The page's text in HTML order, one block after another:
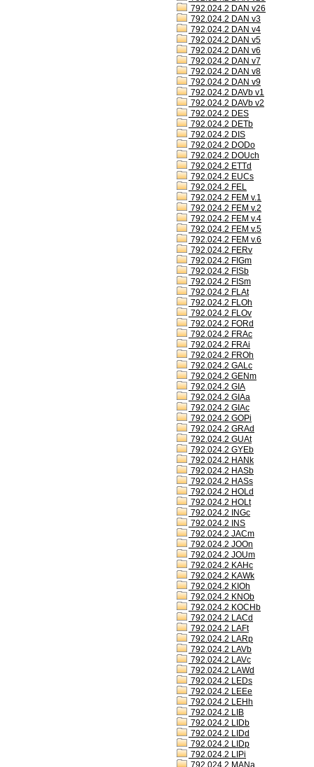
792.024.2 DAN v26
792.024.2 DAN v3
792.024.2 DAN v4
792.024.2 DAN v5
792.024.2 DAN v6
792.024.2 DAN v7
792.024.2 DAN v8
792.024.2 DAN v9
792.024.2 DAVb v1
792.024.2 DAVb v2
792.024.2 DES
792.024.2 DETb
792.024.2 DIS
792.024.2 DODo
792.024.2 DOUch
792.024.2 ETTd
792.024.2 EUCs
792.024.2 FEL
792.024.2 FEM v.1
792.024.2 FEM v.2
792.024.2 FEM v.4
792.024.2 FEM v.5
792.024.2 FEM v.6
792.024.2 FERv
792.024.2 FIGm
792.024.2 FISb
792.024.2 FISm
792.024.2 FLAt
792.024.2 FLOh
792.024.2 FLOv
792.024.2 FORd
792.024.2 FRAc
792.024.2 FRAi
792.024.2 FROh
792.024.2 GALc
792.024.2 GENm
792.024.2 GIA
792.024.2 GIAa
792.024.2 GIAc
792.024.2 GOPi
792.024.2 GRAd
792.024.2 GUAt
792.024.2 GYEb
792.024.2 HANk
792.024.2 HASb
792.024.2 HASs
792.024.2 HOLd
792.024.2 HOLt
792.024.2 INGc
792.024.2 INS
792.024.2 JACm
792.024.2 JOOn
792.024.2 JOUm
792.024.2 KAHc
792.024.2 KAWk
792.024.2 KIOh
792.024.2 KNOb
792.024.2 KOCHb
792.024.2 LACd
792.024.2 LAFt
792.024.2 LARp
792.024.2 LAVb
792.024.2 LAVc
792.024.2 LAWd
792.024.2 LEDs
792.024.2 LEEe
792.024.2 LEHh
792.024.2 LIB
792.024.2 LIDb
792.024.2 LIDd
792.024.2 LIDp
792.024.2 LIPi
792.024.2 MANa